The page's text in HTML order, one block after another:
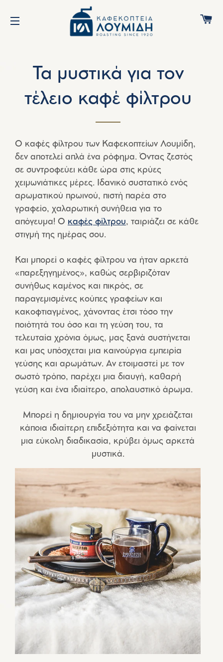
SITE NAVIGATION
Τα μυστικά για τον
τέλειο καφέ φίλτρου
Ο καφές φίλτρου των Καφεκοπτείων Λουμίδη,
δεν αποτελεί απλά ένα ρόφημα. Όντας ζεστός
σε συντροφεύει κάθε ώρα στις κρύες
χειμωνιάτικες μέρες. Ιδανικό συστατικό ενός
αρωματικού πρωινού, πιστή παρέα στο
γραφείο, χαλαρωτική συνήθεια για το
απόγευμα! Ο καφές φίλτρου, ταιριάζει σε κάθε
στιγμή της ημέρας σου.
Και μπορεί ο καφές φίλτρου να ήταν αρκετά
«παρεξηγημένος», καθώς σερβιριζόταν
συνήθως καμένος και πικρός, σε
παραγεμισμένες κούπες γραφείων και
κακοφτιαγμένος, χάνοντας έτσι τόσο την
ποιότητά του όσο και τη γεύση του, τα
τελευταία χρόνια όμως, μας ξανά συστήνεται
και μας υπόσχεται μια καινούργια εμπειρία
γεύσης και αρωμάτων. Αν ετοιμαστεί με τον
σωστό τρόπο, παρέχει μια διαυγή, καθαρή
γεύση και ένα ιδιαίτερο, απολαυστικό άρωμα.
Μπορεί η δημιουργία του να μην χρειάζεται
κάποια ιδιαίτερη επιδεξιότητα και να φαίνεται
μια εύκολη διαδικασία, κρύβει όμως αρκετά
μυστικά.